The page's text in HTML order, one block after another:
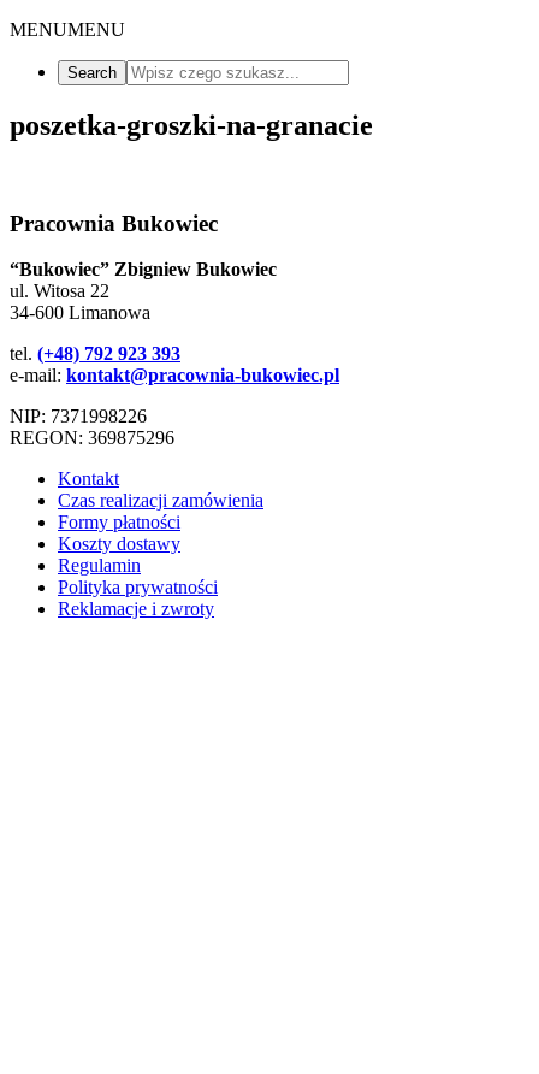
MENUMENU
poszetka-groszki-na-granacie
Pracownia Bukowiec
“Bukowiec” Zbigniew Bukowiec
ul. Witosa 22
34-600 Limanowa
tel. (+48) 792 923 393
e-mail: kontakt@pracownia-bukowiec.pl
NIP: 7371998226
REGON: 369875296
Kontakt
Czas realizacji zamówienia
Formy płatności
Koszty dostawy
Regulamin
Polityka prywatności
Reklamacje i zwroty